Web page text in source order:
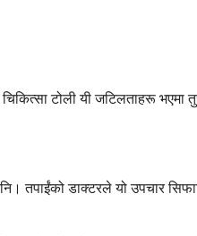
टोली यी जटिलताहरू भएमा
डाक्टरले यो उपचार